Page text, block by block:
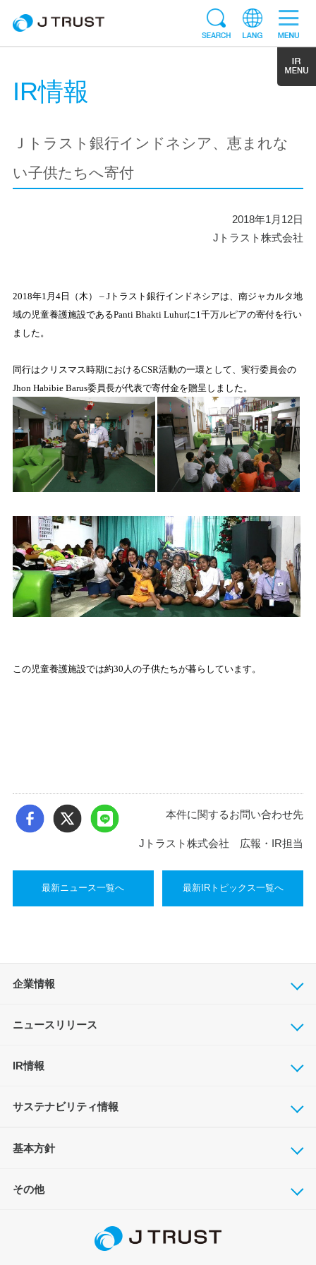
IR情報
Ｊトラスト銀行インドネシア、恵まれな
い子供たちへ寄付
2018年1月12日
Jトラスト株式会社
2018年1 月 4日（木） – Jトラスト銀行インドネシアは、南ジャカルタ地
域の児童養護施設であるPanti Bhakti Luhurに1千万ルピアの寄付を行い
ました。
同行はクリスマス時期におけるCSR活動の一環として、実行委員会の
Jhon Habibie Barus委員長が代表で寄付金を贈呈しました。
この児童養護施設では約30 人の子供たちが暮らしています。
本件に関するお問い合わせ先
Jトラスト株式会社 広報・IR担当
最新ニュース一覧へ 最新IRトピックス一覧へ
企業情報
ニュースリリース
IR情報
サステナビリティ情報
基本方針
その他